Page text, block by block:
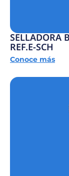
SELLADORA
REF.E-SCH
Conoce más